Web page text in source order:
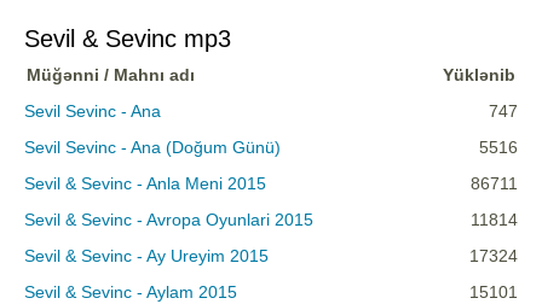
Sevil & Sevinc mp3
Müğənni / Mahnı adı
Yüklənib
Sevil Sevinc - Ana
747
Sevil Sevinc - Ana (Doğum Günü)
5516
Sevil & Sevinc - Anla Meni 2015
86711
Sevil & Sevinc - Avropa Oyunlari 2015
11814
Sevil & Sevinc - Ay Ureyim 2015
17324
Sevil & Sevinc - Aylam 2015
15101